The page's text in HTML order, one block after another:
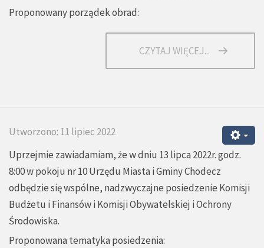
Proponowany porządek obrad:
CZYTAJ WIĘCEJ...
Utworzono: 11 lipiec 2022
Uprzejmie zawiadamiam, że w dniu 13 lipca 2022r. godz.
8:00 w pokoju nr 10 Urzędu Miasta i Gminy Chodecz
odbędzie się wspólne, nadzwyczajne posiedzenie Komisji
Budżetu i Finansów i Komisji Obywatelskiej i Ochrony
Środowiska.
Proponowana tematyka posiedzenia: